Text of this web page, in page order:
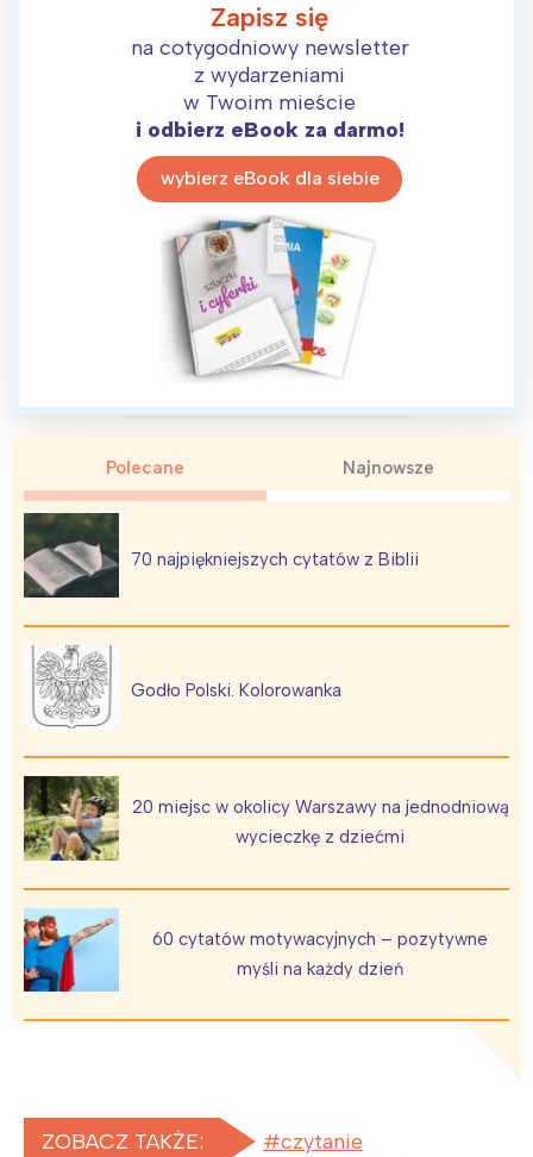
Zapisz się
na cotygodniowy newsletter
z wydarzeniami
w Twoim mieście
i odbierz eBook za darmo!
wybierz eBook dla siebie
Polecane Najnowsze
70 najpiękniejszych cytatów z Biblii
Godło Polski. Kolorowanka
20 miejsc w okolicy Warszawy na jednodniową
wycieczkę z dziećmi
60 cytatów motywacyjnych – pozytywne
myśli na każdy dzień
ZOBACZ TAKŻE:
czytanie